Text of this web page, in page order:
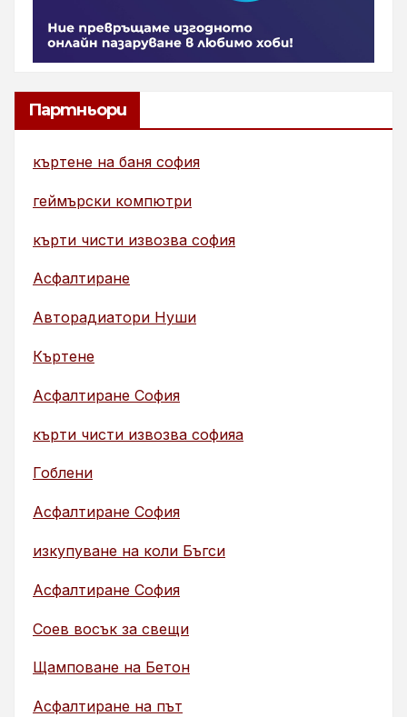
Партньори
къртене на баня софия
геймърски компютри
кърти чисти извозва софия
Асфалтиране
Авторадиатори Нуши
Къртене
Асфалтиране София
кърти чисти извозва софияа
Гоблени
Асфалтиране София
изкупуване на коли Бъгси
Асфалтиране София
Соев восък за свещи
Щамповане на Бетон
Асфалтиране на път